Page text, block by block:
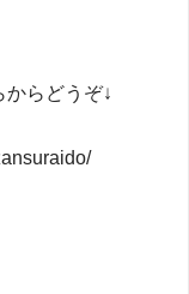
らどうぞ↓